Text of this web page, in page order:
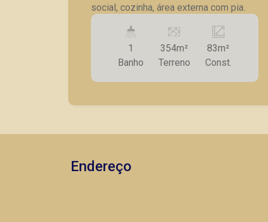
social, cozinha, área externa com pia.
1
Banho
354m²
Terreno
83m²
Const.
Endereço